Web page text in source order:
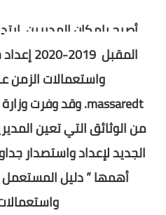
أصبح بإمكان المديرين
المقبل 2019-2020 إعداد
واستعمالات
.massaredtوقد وفرت
من الوثائق التي تعين
الجديد لإعداد واستصدار
أهمها ” دليل